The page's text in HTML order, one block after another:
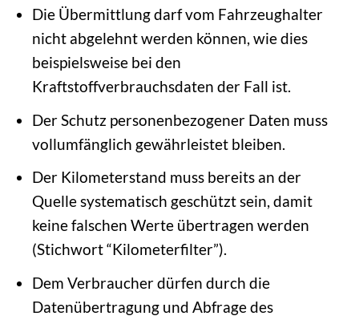
Die Übermittlung darf vom Fahrzeughalter
nicht abgelehnt werden können, wie dies
beispielsweise bei den
Kraftstoffverbrauchsdaten der Fall ist.
Der Schutz personenbezogener Daten muss
vollumfänglich gewährleistet bleiben.
Der Kilometerstand muss bereits an der
Quelle systematisch geschützt sein, damit
keine falschen Werte übertragen werden
(Stichwort “Kilometerfilter”).
Dem Verbraucher dürfen durch die
Datenübertragung und Abfrage des